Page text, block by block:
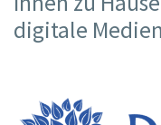
digitale